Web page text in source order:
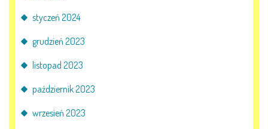
KONTAKT
styczeń 2024
grudzień 2023
listopad 2023
październik 2023
wrzesień 2023